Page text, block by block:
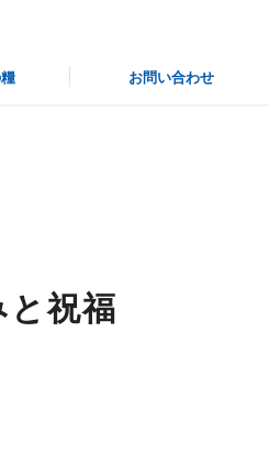
糧 お問い合わせ
祝福